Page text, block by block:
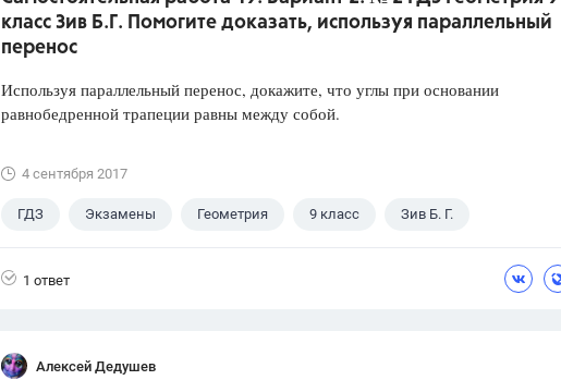
класс Зив Б.Г. Помогите доказать, используя параллельный
перенос
Используя параллельный перенос, докажите, что углы при основании
равнобедренной трапеции равны между собой.
4 сентября 2017
ГДЗ Экзамены Геометрия 9 класс Зив Б. Г.
1 ответ
Алексей Дедушев